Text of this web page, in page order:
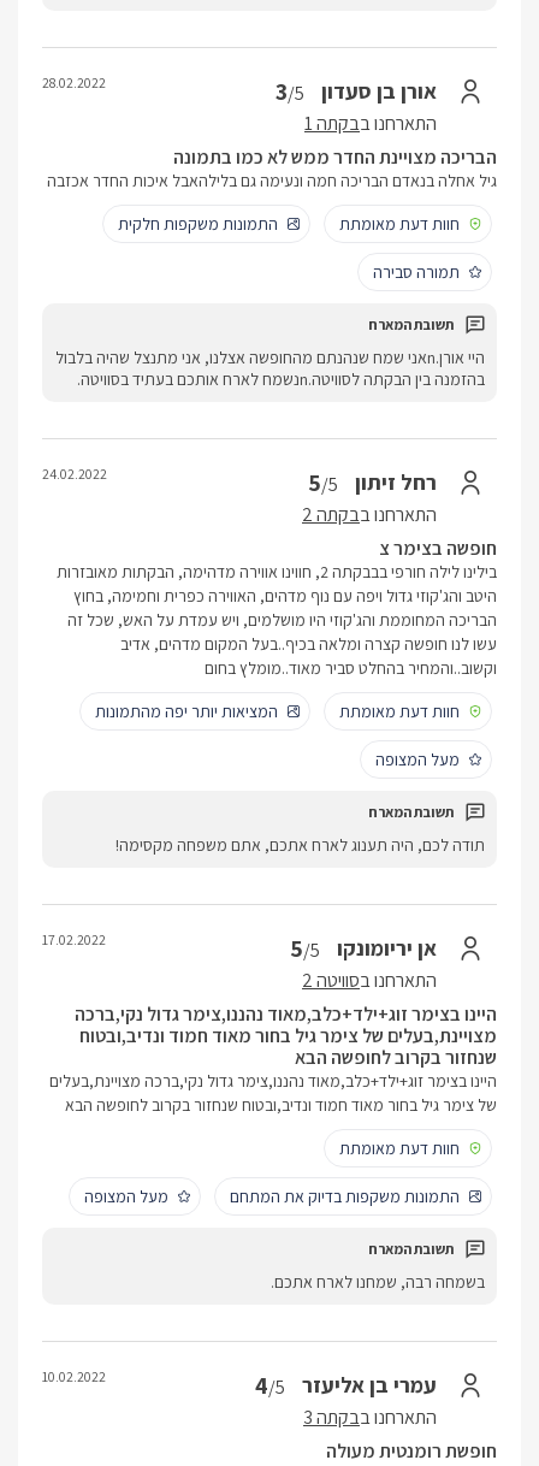
אורן בן סעדון 3/5
התארחנו בבקתה 1
28.02.2022
הבריכה מצויינת החדר ממש לא כמו בתמונה
גיל אחלה בנאדם הבריכה חמה ונעימה גם בלילהאבל איכות החדר אכזבה
חוות דעת מאומתת
התמונות משקפות חלקית
תמורה סבירה
היי אורן.nאני שמח שנהנתם מהחופשה אצלנו, אני מתנצל שהיה בלבול
בהזמנה בין הבקתה לסוויטה.nנשמח לארח אותכם בעתיד בסוויטה.
רחל זיתון 5/5
התארחנו בבקתה 2
24.02.2022
חופשה בצימר צ
בילינו לילה חורפי בבבקתה 2, חווינו אווירה מדהימה, הבקתות מאובזרות
היטב והג'קוזי גדול ויפה עם נוף מדהים, האווירה כפרית וחמימה, בחוץ
הבריכה המחוממת והג'קוזי היו מושלמים, ויש עמדת על האש, שכל זה
עשו לנו חופשה קצרה ומלאה בכיף..בעל המקום מדהים, אדיב
וקשוב..והמחיר בהחלט סביר מאוד..מומלץ בחום
חוות דעת מאומתת
המציאות יותר יפה מהתמונות
מעל המצופה
תודה לכם, היה תענוג לארח אתכם, אתם משפחה מקסימה!
אן יריומונקו 5/5
התארחנו בסוויטה 2
17.02.2022
היינו בצימר זוג+ילד+כלב,מאוד נהננו,צימר גדול נקי,ברכה
מצויינת,בעלים של צימר גיל בחור מאוד חמוד ונדיב,ובטוח
שנחזור בקרוב לחופשה הבא
היינו בצימר זוג+ילד+כלב,מאוד נהננו,צימר גדול נקי,ברכה מצויינת,בעלים
של צימר גיל בחור מאוד חמוד ונדיב,ובטוח שנחזור בקרוב לחופשה הבא
חוות דעת מאומתת
התמונות משקפות בדיוק את המתחם מעל המצופה
בשמחה רבה, שמחנו לארח אתכם.
עמרי בן אליעזר 4/5
התארחנו בבקתה 3
10.02.2022
חופשת רומנטית מעולה